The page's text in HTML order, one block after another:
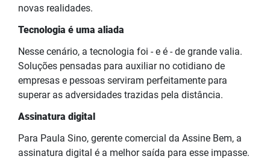
novas realidades.
Tecnologia é uma aliada
Nesse cenário, a tecnologia foi - e é - de grande valia.
Soluções pensadas para auxiliar no cotidiano de
empresas e pessoas serviram perfeitamente para
superar as adversidades trazidas pela distância.
Assinatura digital
Para Paula Sino, gerente comercial da Assine Bem, a
assinatura digital é a melhor saída para esse impasse.